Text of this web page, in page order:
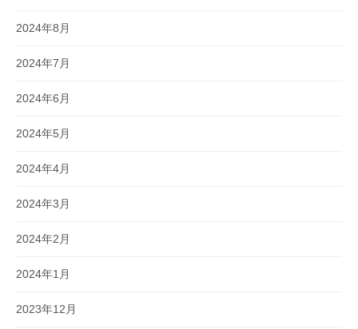
2024年8月
2024年7月
2024年6月
2024年5月
2024年4月
2024年3月
2024年2月
2024年1月
2023年12月